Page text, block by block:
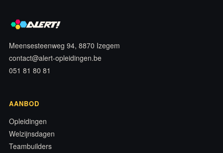
Meensesteenweg 94, 8870 Izegem
contact@alert-opleidingen.be
051 81 80 81
AANBOD
Opleidingen
Welzijnsdagen
Teambuilders